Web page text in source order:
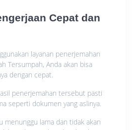
Cepat dan
layanan penerjemahan
Tersumpah, Anda akan bisa
dengan cepat.
penerjemahan tersebut pasti
seperti dokumen yang aslinya.
menunggu lama dan tidak akan